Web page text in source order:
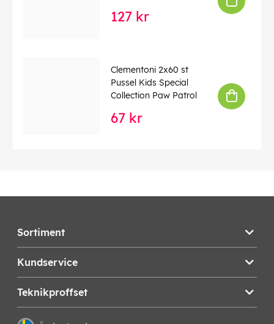
127 kr
Clementoni 2x60 st
Pussel Kids Special
Collection Paw Patrol
67 kr
Sortiment
Kundservice
Teknikproffset